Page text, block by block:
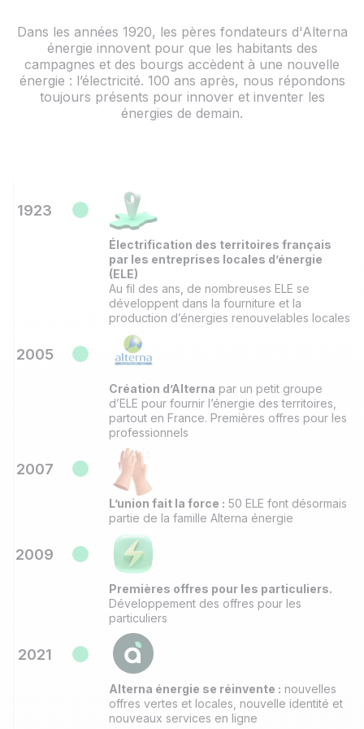
Dans les années 1920, les pères fondateurs d'Alterna
énergie innovent pour que les habitants des
campagnes et des bourgs accèdent à une nouvelle
énergie : l’électricité. 100 ans après, nous répondons
toujours présents pour innover et inventer les
énergies de demain.
1923
Électrification des territoires français
par les entreprises locales d’énergie
(ELE)
Au fil des ans, de nombreuses ELE se
développent dans la fourniture et la
production d’énergies renouvelables locales
2005
Création d’Alterna par un petit groupe
d’ELE pour fournir l’énergie des territoires,
partout en France. Premières offres pour les
professionnels
2007
L’union fait la force : 50 ELE font désormais
partie de la famille Alterna énergie
2009
Premières offres pour les particuliers.
Développement des offres pour les
particuliers
2021
Alterna énergie se réinvente : nouvelles
offres vertes et locales, nouvelle identité et
nouveaux services en ligne